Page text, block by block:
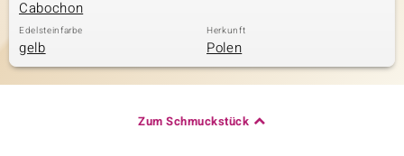
Cabochon
Edelsteinfarbe
gelb
Herkunft
Polen
Zum Schmuckstück